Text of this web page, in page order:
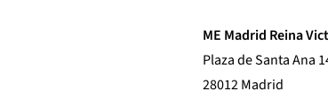
ME Madrid Reina
Plaza de Santa Ana
28012 Madrid